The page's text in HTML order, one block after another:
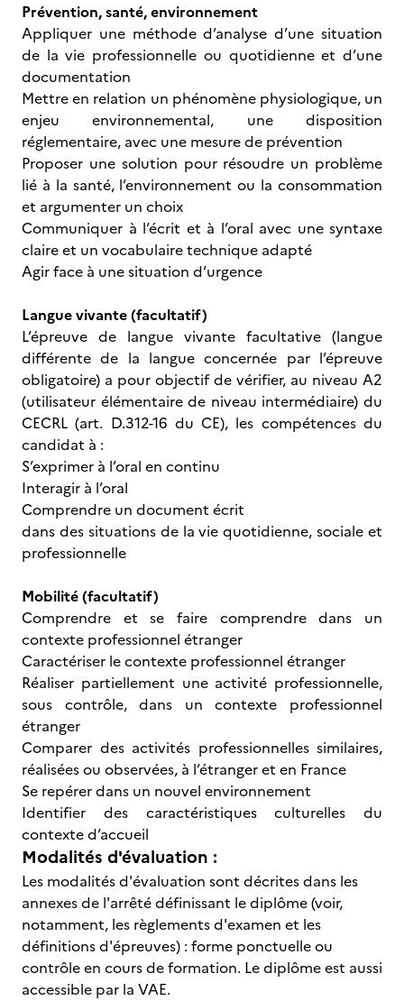
Prévention, santé, environnement
Appliquer une méthode d’analyse d’une situation
de la vie professionnelle ou quotidienne et d’une
documentation
Mettre en relation un phénomène physiologique, un
enjeu environnemental, une disposition
réglementaire, avec une mesure de prévention
Proposer une solution pour résoudre un problème
lié à la santé, l’environnement ou la consommation
et argumenter un choix
Communiquer à l’écrit et à l’oral avec une syntaxe
claire et un vocabulaire technique adapté
Agir face à une situation d’urgence
Langue vivante (facultatif)
L’épreuve de langue vivante facultative (langue
différente de la langue concernée par l’épreuve
obligatoire) a pour objectif de vérifier, au niveau A2
(utilisateur élémentaire de niveau intermédiaire) du
CECRL (art. D.312-16 du CE), les compétences du
candidat à :
S’exprimer à l’oral en continu
Interagir à l’oral
Comprendre un document écrit
dans des situations de la vie quotidienne, sociale et
professionnelle
Mobilité (facultatif)
Comprendre et se faire comprendre dans un
contexte professionnel étranger
Caractériser le contexte professionnel étranger
Réaliser partiellement une activité professionnelle,
sous contrôle, dans un contexte professionnel
étranger
Comparer des activités professionnelles similaires,
réalisées ou observées, à l’étranger et en France
Se repérer dans un nouvel environnement
Identifier des caractéristiques culturelles du
contexte d’accueil
Modalités d'évaluation :
Les modalités d'évaluation sont décrites dans les
annexes de l'arrêté définissant le diplôme (voir,
notamment, les règlements d'examen et les
définitions d'épreuves) : forme ponctuelle ou
contrôle en cours de formation. Le diplôme est aussi
accessible par la VAE.